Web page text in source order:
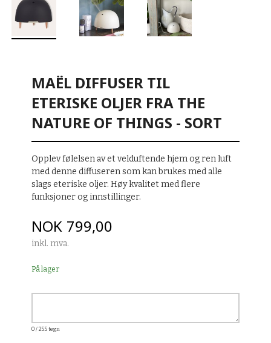
MAËL DIFFUSER TIL
ETERISKE OLJER FRA THE
NATURE OF THINGS - SORT
Opplev følelsen av et velduftende hjem og ren luft
med denne diffuseren som kan brukes med alle
slags eteriske oljer. Høy kvalitet med flere
funksjoner og innstillinger.
Pris
NOK 799,00
inkl. mva.
På lager
0 / 255 tegn